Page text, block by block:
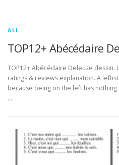
ALL
TOP12+ Abécédaire
TOP12+ Abécédaire Deleuze
ratings & reviews explanation. A
because being on the left has
…